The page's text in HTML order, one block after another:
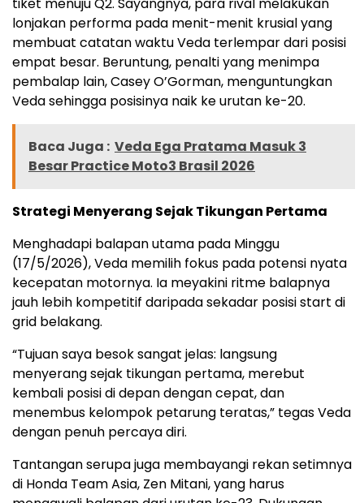
lonjakan performa pada menit-menit krusial yang
membuat catatan waktu Veda terlempar dari posisi
empat besar. Beruntung, penalti yang menimpa
pembalap lain, Casey O’Gorman, menguntungkan
Veda sehingga posisinya naik ke urutan ke-20.
Baca Juga : Veda Ega Pratama Masuk 3
Besar Practice Moto3 Brasil 2026
Strategi Menyerang Sejak Tikungan Pertama
Menghadapi balapan utama pada Minggu
(17/5/2026), Veda memilih fokus pada potensi nyata
kecepatan motornya. Ia meyakini ritme balapnya
jauh lebih kompetitif daripada sekadar posisi start di
grid belakang.
“Tujuan saya besok sangat jelas: langsung
menyerang sejak tikungan pertama, merebut
kembali posisi di depan dengan cepat, dan
menembus kelompok petarung teratas,” tegas Veda
dengan penuh percaya diri.
Tantangan serupa juga membayangi rekan setimnya
di Honda Team Asia, Zen Mitani, yang harus